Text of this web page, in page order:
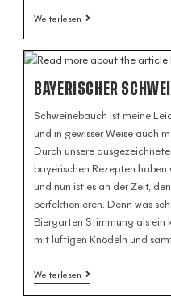
Weiterlesen
BAYERISCHER
Schweinebauch ist meine
und in gewisser Weise auch
Durch unsere
bayerischen Rezepten
und nun ist es an der Zeit,
perfektionieren. Denn was
Biergarten Stimmung als ein
mit luftigen Knödeln und
Weiterlesen